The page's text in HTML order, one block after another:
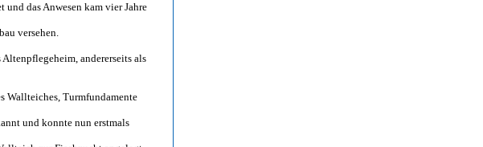
das Anwesen kam vier Jahre
versehen.
andererseits als
Wallteiches, Turmfundamente
und konnte nun erstmals